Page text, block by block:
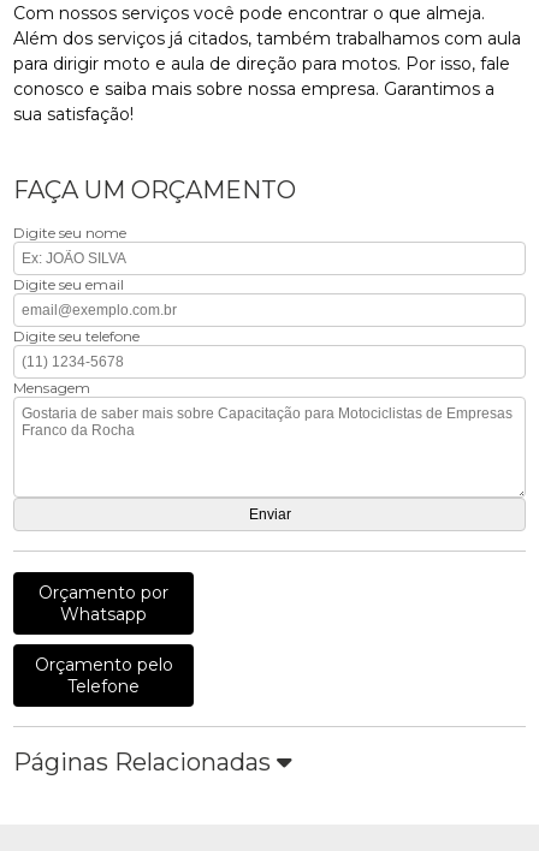
Com nossos serviços você pode encontrar o que almeja.
Além dos serviços já citados, também trabalhamos com aula
para dirigir moto e aula de direção para motos. Por isso, fale
conosco e saiba mais sobre nossa empresa. Garantimos a
sua satisfação!
FAÇA UM ORÇAMENTO
Digite seu nome
Digite seu email
Digite seu telefone
Mensagem
Orçamento por
Whatsapp
Orçamento pelo
Telefone
Páginas Relacionadas